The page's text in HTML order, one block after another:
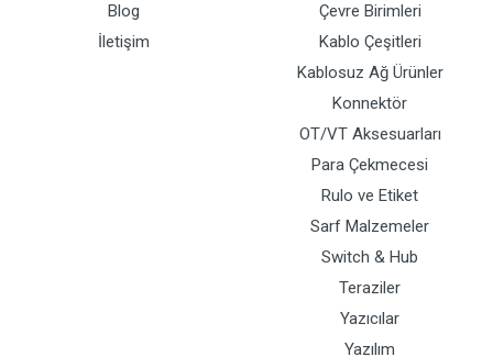
Blog
İletişim
Çevre Birimleri
Kablo Çeşitleri
Kablosuz Ağ Ürünler
Konnektör
OT/VT Aksesuarları
Para Çekmecesi
Rulo ve Etiket
Sarf Malzemeler
Switch & Hub
Teraziler
Yazıcılar
Yazılım